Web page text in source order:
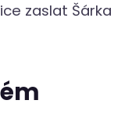
zaslat Šárka